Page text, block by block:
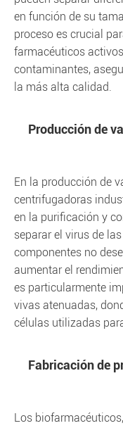
en función de su
proceso es crucial
farmacéuticos
contaminantes,
la más alta calidad.
Producción de
En la producción de
centrifugadoras
en la purificación y
separar el virus de
componentes no
aumentar el
es particularmente
vivas atenuadas,
células utilizadas
Fabricación de
Los